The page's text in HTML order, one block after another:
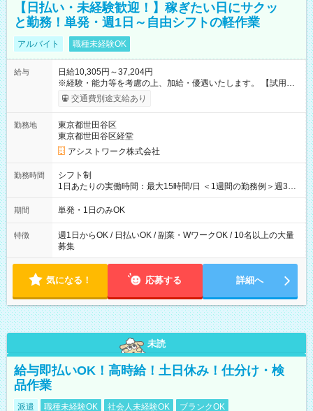
【日払い・未経験歓迎！】稼ぎたい日にサクッ
と勤務！単発・週1日～自由シフトの軽作業
アルバイト 職種未経験OK
給与
日給10,305円～37,204円
※経験・能力等を考慮の上、加給・優遇いたします。 【試用期
間】試用期間なし
交通費別途支給あり
勤務地
東京都世田谷区
東京都世田谷区経堂
アシストワーク株式会社
勤務時間
シフト制
1日あたりの実働時間：最大15時間/日 ＜1週間の勤務例＞週3回
勤務 勤務：月・水・金 休み：火・木・土・日 好きな時にお仕事
可能です！ ※1日あたりの最大実働時間は日勤、夜勤共に勤務し
期間 単発・1日のみOK
特徴
週1日からOK / 日払いOK / 副業・WワークOK / 10名以上の大量
募集
気になる！ 応募する 詳細へ
未読
給与即払いOK！高時給！土日休み！仕分け・検
品作業
派遣 職種未経験OK 社会人未経験OK ブランクOK